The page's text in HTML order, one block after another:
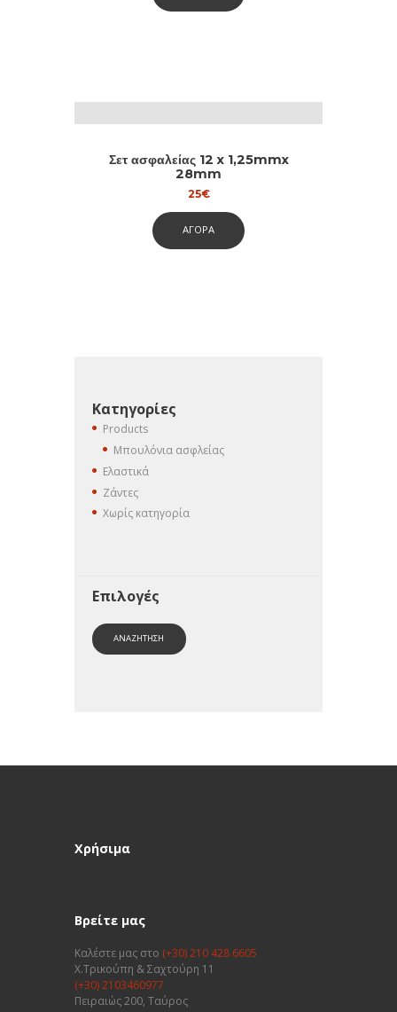
Σετ ασφαλείας 12 x 1,25mmx
28mm
25€
ΑΓΟΡΑ
Κατηγορίες
Products
Μπουλόνια ασφλείας
Ελαστικά
Ζάντες
Χωρίς κατηγορία
Επιλογές
ΑΝΑΖΗΤΗΣΗ
Χρήσιμα
Βρείτε μας
Καλέστε μας στο (+30) 210 428 6605
Χ.Τρικούπη & Σαχτούρη 11
(+30) 2103460977
Πειραιώς 200, Ταύρος